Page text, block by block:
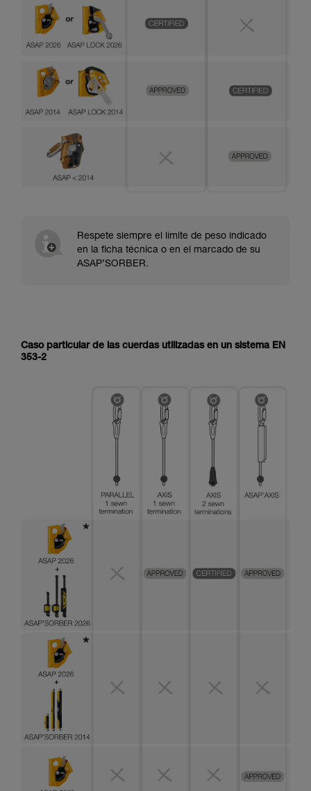
Respete siempre el límite de peso indicado
en la ficha técnica o en el marcado de su
ASAP’SORBER.
Caso particular de las cuerdas utilizadas en un sistema EN
353-2